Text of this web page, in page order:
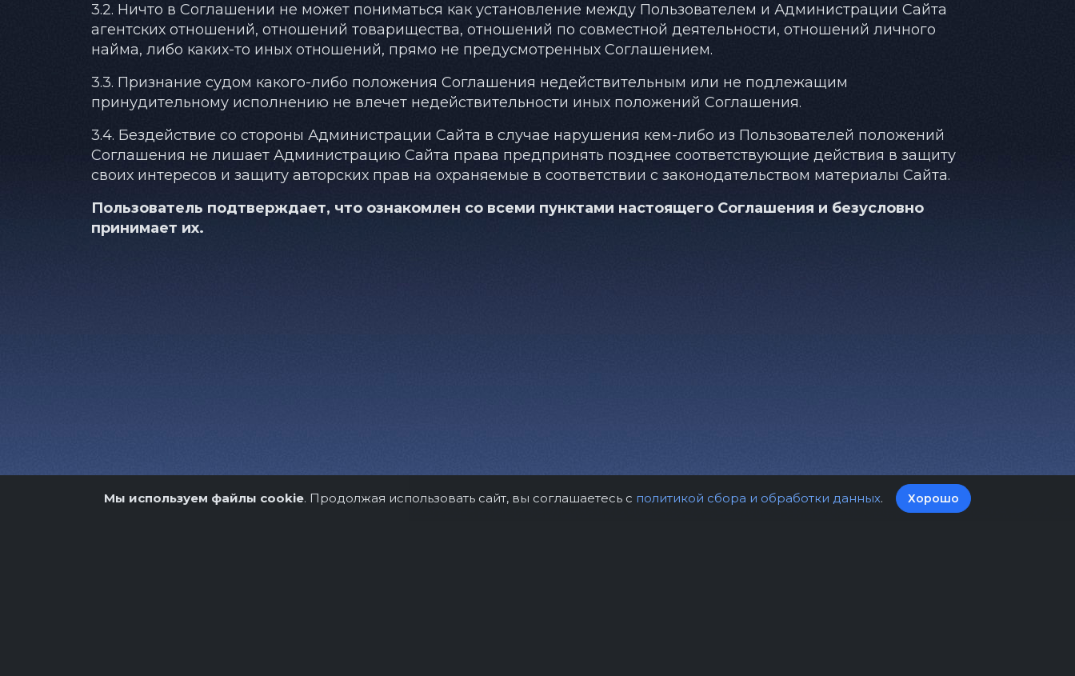
3.2. Ничто в Соглашении не может пониматься как установление между Пользователем и Администрации Сайта
агентских отношений, отношений товарищества, отношений по совместной деятельности, отношений личного
найма, либо каких-то иных отношений, прямо не предусмотренных Соглашением.
3.3. Признание судом какого-либо положения Соглашения недействительным или не подлежащим
принудительному исполнению не влечет недействительности иных положений Соглашения.
3.4. Бездействие со стороны Администрации Сайта в случае нарушения кем-либо из Пользователей положений
Соглашения не лишает Администрацию Сайта права предпринять позднее соответствующие действия в защиту
своих интересов и защиту авторских прав на охраняемые в соответствии с законодательством материалы Сайта.
Пользователь подтверждает, что ознакомлен со всеми пунктами настоящего Соглашения и безусловно
принимает их.
Мы используем файлы cookie. Продолжая использовать сайт, вы соглашаетесь с политикой сбора и обработки данных. Хорошо